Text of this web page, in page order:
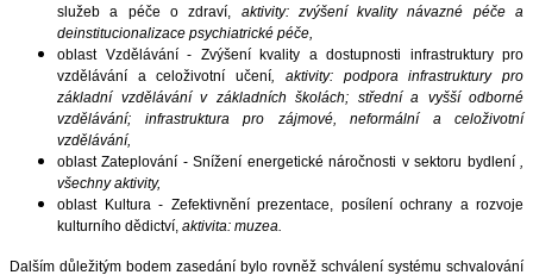
služeb a péče o zdraví, aktivity: zvýšení kvality návazné péče a
deinstitucionalizace psychiatrické péče,
oblast Vzdělávání - Zvýšení kvality a dostupnosti infrastruktury pro
vzdělávání a celoživotní učení, aktivity: podpora infrastruktury pro
základní vzdělávání v základních školách; střední a vyšší odborné
vzdělávání; infrastruktura pro zájmové, neformální a celoživotní
vzdělávání,
oblast Zateplování - Snížení energetické náročnosti v sektoru bydlení ,
všechny aktivity,
oblast Kultura - Zefektivnění prezentace, posílení ochrany a rozvoje
kulturního dědictví, aktivita: muzea.
Dalším důležitým bodem zasedání bylo rovněž schválení systému schvalování